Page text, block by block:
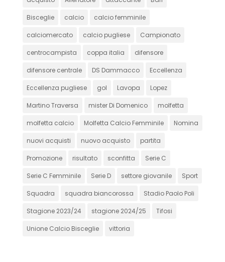
Bisceglie calcio calcio femminile
calciomercato calcio pugliese Campionato
centrocampista coppa italia difensore
difensore centrale DS Dammacco Eccellenza
Eccellenza pugliese gol Lavopa Lopez
Martino Traversa mister Di Domenico molfetta
molfetta calcio Molfetta Calcio Femminile Nomina
nuovi acquisti nuovo acquisto partita
Promozione risultato sconfitta Serie C
Serie C Femminile Serie D settore giovanile Sport
Squadra squadra biancorossa Stadio Paolo Poli
Stagione 2023/24 stagione 2024/25 Tifosi
Unione Calcio Bisceglie vittoria